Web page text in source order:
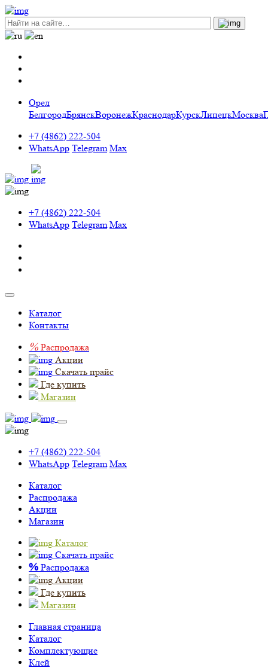
Орел
БелгородБрянскВоронежКраснодарКурскЛипецкМосква
+7 (4862) 222-504
WhatsApp Telegram Max
+7 (4862) 222-504
WhatsApp Telegram Max
Каталог
Контакты
% Распродажа
Акции
Скачать прайс
Где купить
Магазин
+7 (4862) 222-504
WhatsApp Telegram Max
Каталог
Распродажа
Акции
Магазин
Каталог
Скачать прайс
% Распродажа
Акции
Где купить
Магазин
Главная страница
Каталог
Комплектующие
Клей